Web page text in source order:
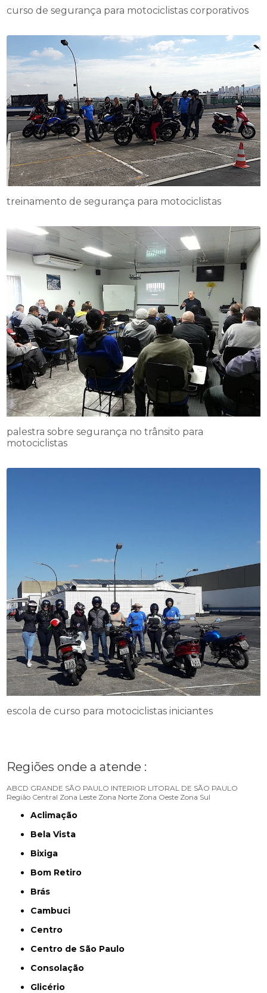
curso de segurança para motociclistas corporativos
treinamento de segurança para motociclistas
palestra sobre segurança no trânsito para
motociclistas
escola de curso para motociclistas iniciantes
Regiões onde a atende :
ABCD GRANDE SÃO PAULO INTERIOR LITORAL DE SÃO PAULO
Região Central Zona Leste Zona Norte Zona Oeste Zona Sul
Aclimação
Bela Vista
Bixiga
Bom Retiro
Brás
Cambuci
Centro
Centro de São Paulo
Consolação
Glicério